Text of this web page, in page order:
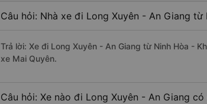
Câu hỏi: Nhà xe đi Long Xuyên - An Giang
Trả lời: Xe đi Long Xuyên - An Giang từ Ninh Hòa -
xe Mai Quyên.
Câu hỏi: Xe nào đi Long Xuyên - An Giang